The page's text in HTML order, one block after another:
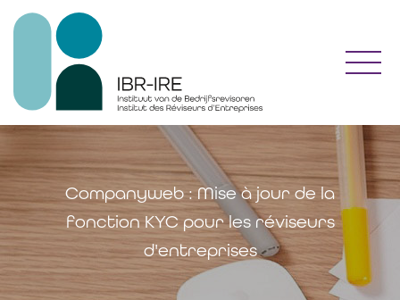
Companyweb : Mise à jour de la
fonction KYC pour les réviseurs
d'entreprises